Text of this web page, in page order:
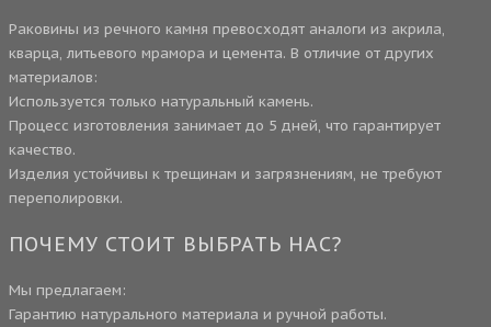
Раковины из речного камня превосходят аналоги из акрила,
кварца, литьевого мрамора и цемента. В отличие от других
материалов:
Используется только натуральный камень.
Процесс изготовления занимает до 5 дней, что гарантирует
качество.
Изделия устойчивы к трещинам и загрязнениям, не требуют
переполировки.
ПОЧЕМУ СТОИТ ВЫБРАТЬ НАС?
Мы предлагаем:
Гарантию натурального материала и ручной работы.